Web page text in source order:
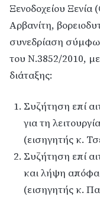
Ξενοδοχείου
Αρβανίτη,
συνεδρίαση
του Ν.3852/2010,
διάταξης:
Συζήτηση επί
για τη
(εισηγητής κ.
Συζήτηση επί
και λήψη
(εισηγητής κ.